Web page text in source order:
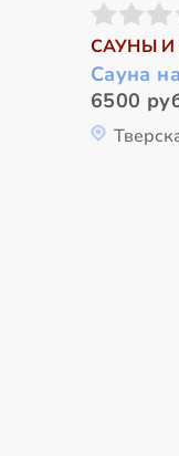
САУНЫ И
Сауна
6500